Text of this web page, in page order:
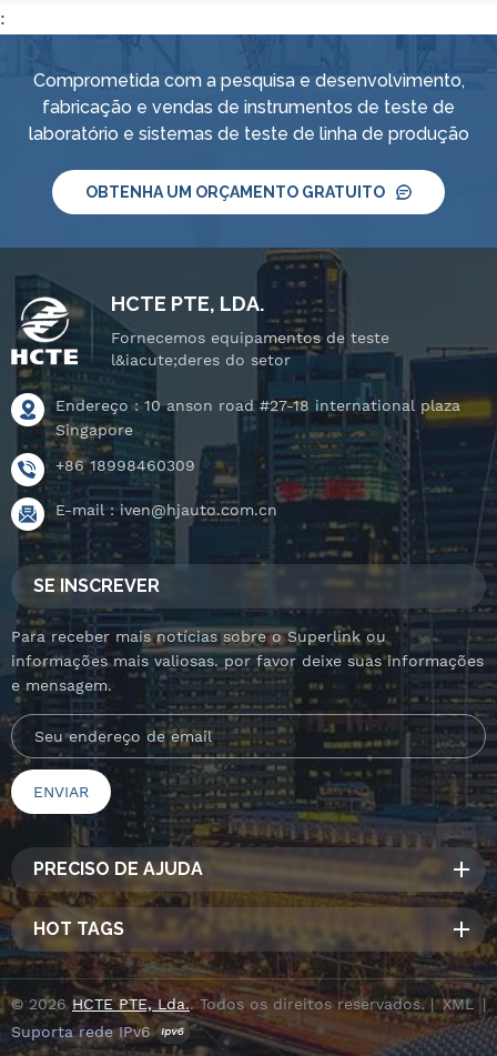
:
Comprometida com a pesquisa e desenvolvimento,
fabricação e vendas de instrumentos de teste de
laboratório e sistemas de teste de linha de produção
OBTENHA UM ORÇAMENTO GRATUITO
HCTE PTE, LDA.
Fornecemos equipamentos de teste
l&iacute;deres do setor
Endereço : 10 anson road #27-18 international plaza
Singapore
+86 18998460309
E-mail :iven@hjauto.com.cn
SE INSCREVER
Para receber mais notícias sobre o Superlink ou
informações mais valiosas. por favor deixe suas informações
e mensagem.
PRECISO DE AJUDA
HOT TAGS
© 2026HCTE PTE, Lda.. Todos os direitos reservados. | XML
|
Suporta rede IPv6